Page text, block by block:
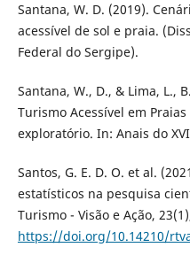
Santana, W. D. (2019).
acessível de sol e praia.
Federal do Sergipe).
Santana, W., D., & Lima, L.,
Turismo Acessível em
exploratório. In: Anais do
Santos, G. E. D. O. et al.
estatísticos na pesquisa
Turismo - Visão e Ação,
https://doi.org/10.14210/